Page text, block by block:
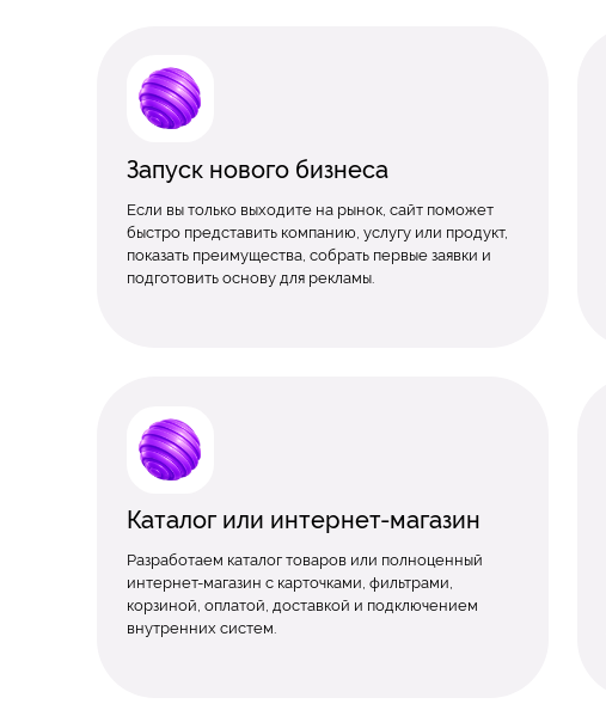
Запуск нового бизнеса
Если вы только выходите на рынок, сайт поможет
быстро представить компанию, услугу или продукт,
показать преимущества, собрать первые заявки и
подготовить основу для рекламы.
Каталог или интернет-магазин
Разработаем каталог товаров или полноценный
интернет-магазин с карточками, фильтрами,
корзиной, оплатой, доставкой и подключением
внутренних систем.